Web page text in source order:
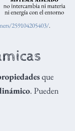
259104205403/.
que
. Pueden